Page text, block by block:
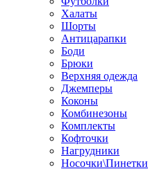
Халаты
Шорты
Антицарапки
Боди
Брюки
Верхняя одежда
Джемперы
Коконы
Комбинезоны
Комплекты
Кофточки
Нагрудники
Носочки\Пинетки